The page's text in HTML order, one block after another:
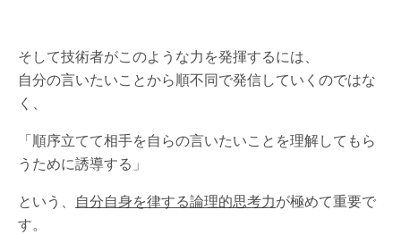
そして技術者がこのような力を発揮するには、
自分の言いたいことから順不同で発信していくのではな
く、
「順序立てて相手を自らの言いたいことを理解してもら
うために誘導する」
という、 自分自身を律する論理的思考力が極めて重要で
す。